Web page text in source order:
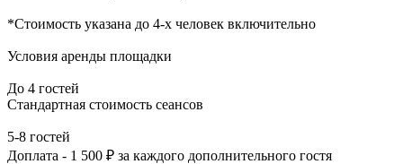
*Стоимость указана до 4-х человек включительно
Условия аренды площадки
До 4 гостей
Стандартная стоимость сеансов
5-8 гостей
Доплата - 1 500 ₽ за каждого дополнительного гостя